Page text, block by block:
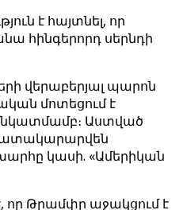
է հայտնել, որ
հինգերորդ սերնդի
վերաբերյալ պարոն
մոտեցում է
նկատմամբ։ Աստված
կասի. «Ամերիկան
որ Թրամփը աջակցում է